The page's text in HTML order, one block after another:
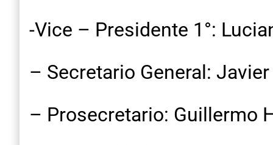
-Vice – Presidente 1°:
– Secretario General:
– Prosecretario: Guillermo